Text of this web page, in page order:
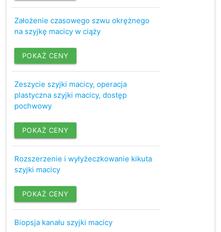
Założenie czasowego szwu okrężnego
na szyjkę macicy w ciąży
POKAŻ CENY
Zeszycie szyjki macicy, operacja
plastyczna szyjki macicy, dostęp
pochwowy
POKAŻ CENY
Rozszerzenie i wyłyżeczkowanie kikuta
szyjki macicy
POKAŻ CENY
Biopsja kanału szyjki macicy